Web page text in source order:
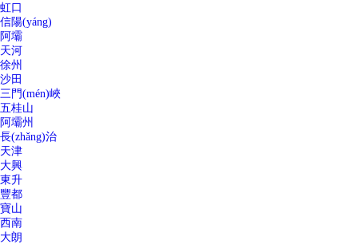
虹口
信陽(yáng)
阿壩
天河
徐州
沙田
三門(mén)峽
五桂山
阿壩州
長(zhǎng)治
天津
大興
東升
豐都
寶山
西南
大朗